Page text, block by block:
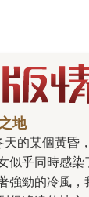
地
似乎同時感染
強勁的冷風，